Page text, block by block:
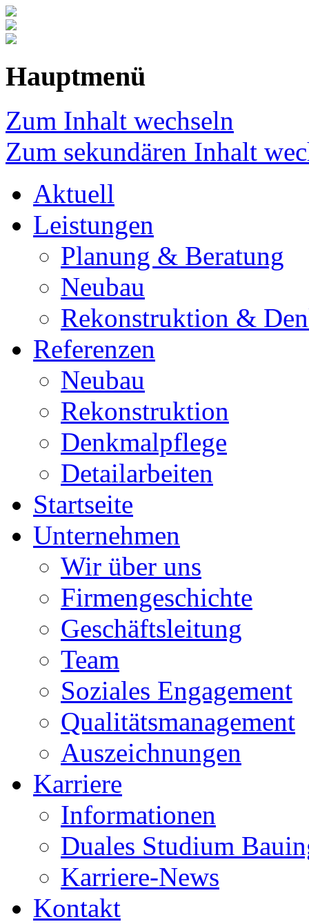
Hauptmenü
Zum Inhalt wechseln
Zum sekundären Inhalt
Aktuell
Leistungen
Planung & Beratung
Neubau
Rekonstruktion &
Referenzen
Neubau
Rekonstruktion
Denkmalpflege
Detailarbeiten
Startseite
Unternehmen
Wir über uns
Firmengeschichte
Geschäftsleitung
Team
Soziales Engagement
Qualitätsmanagement
Auszeichnungen
Karriere
Informationen
Duales Studium
Karriere-News
Kontakt